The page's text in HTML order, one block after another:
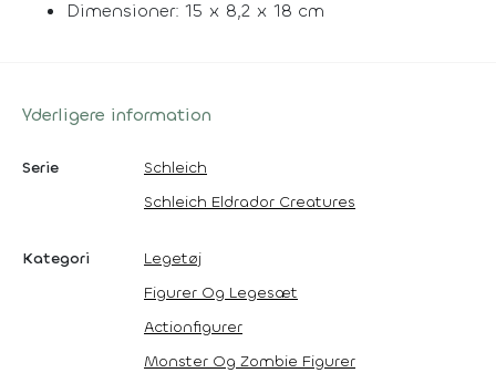
Dimensioner: 15 x 8,2 x 18 cm
Yderligere information
Serie
Schleich
Schleich Eldrador Creatures
Kategori
Legetøj
Figurer Og Legesæt
Actionfigurer
Monster Og Zombie Figurer